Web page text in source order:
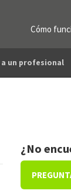
Cómo
a un profesional
¿No